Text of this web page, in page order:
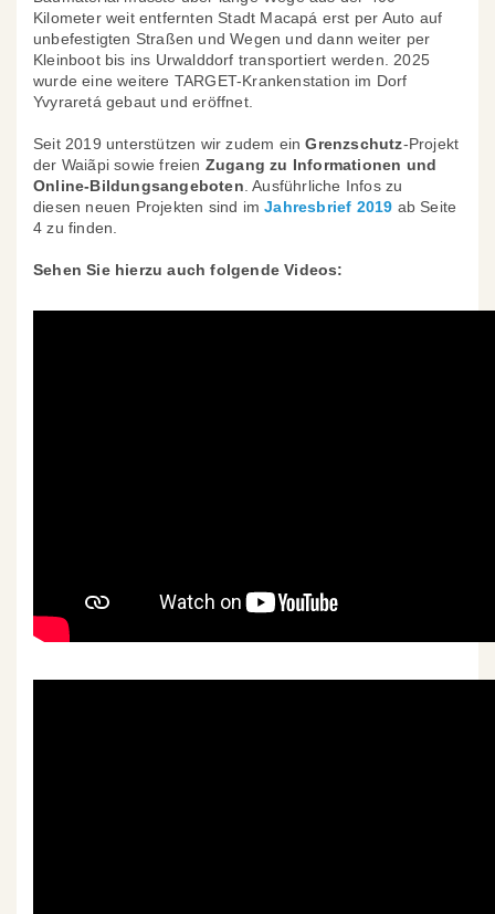
Kilometer weit entfernten Stadt Macapá erst per Auto auf
unbefestigten Straßen und Wegen und dann weiter per
Kleinboot bis ins Urwalddorf transportiert werden. 2025
wurde eine weitere TARGET-Krankenstation im Dorf
Yvyraretá gebaut und eröffnet.
Seit 2019 unterstützen wir zudem einGrenzschutz-Projekt
der Waiãpi sowie freien Zugang zu Informationen und
Online-Bildungsangeboten . Ausführliche Infos zu
diesen neuen Projekten sind imJahresbrief 2019 ab Seite
4 zu finden.
Sehen Sie hierzu auch folgende Videos: